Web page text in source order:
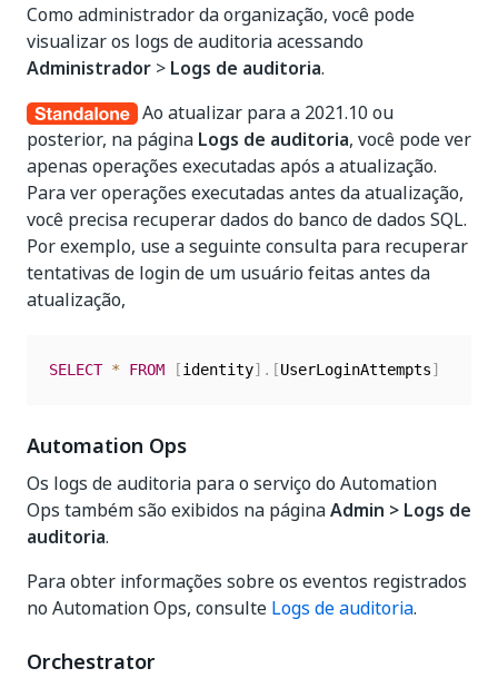
Como administrador da organização, você pode
visualizar os logs de auditoria acessando
Administrador > Logs de auditoria.
Ao atualizar para a 2021.10 ou
posterior, na página Logs de auditoria, você pode ver
apenas operações executadas após a atualização.
Para ver operações executadas antes da atualização,
você precisa recuperar dados do banco de dados SQL.
Por exemplo, use a seguinte consulta para recuperar
tentativas de login de um usuário feitas antes da
atualização,
SELECT * FROM [identity] . [UserLoginAttempts]
Automation Ops
Os logs de auditoria para o serviço do Automation
Ops também são exibidos na páginaAdmin > Logs de
auditoria.
Para obter informações sobre os eventos registrados
no Automation Ops, consulte Logs de auditoria.
Orchestrator